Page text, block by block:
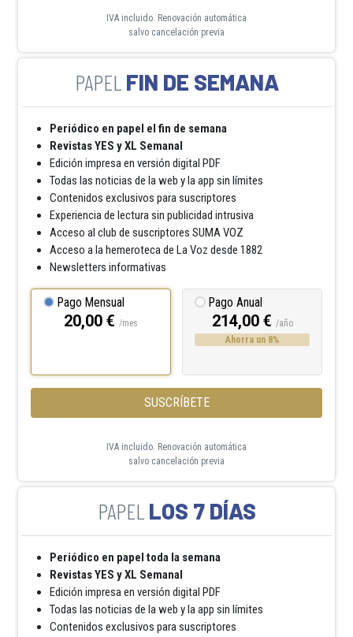
IVA incluido. Renovación automática
salvo cancelación previa
FIN DE SEMANA
Periódico en papel el fin de semana
Revistas YES y XL Semanal
Edición impresa en versión digital PDF
Todas las noticias de la web y la app sin límites
Contenidos exclusivos para suscriptores
Experiencia de lectura sin publicidad intrusiva
Acceso al club de suscriptores SUMA VOZ
Acceso a la hemeroteca de La Voz desde 1882
Newsletters informativas
Pago Mensual
20,00 € /mes
Pago Anual
214,00 € /año
Ahorra un 8%
SUSCRÍBETE
IVA incluido. Renovación automática
salvo cancelación previa
LOS 7 DÍAS
Periódico en papel toda la semana
Revistas YES y XL Semanal
Edición impresa en versión digital PDF
Todas las noticias de la web y la app sin límites
Contenidos exclusivos para suscriptores